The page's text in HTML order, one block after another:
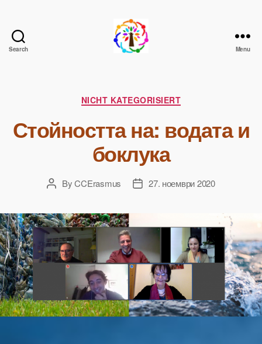
Search
Change
Menu
Categories
NICHT KATEGORISIERT
Стойността на: водата и
боклука
PostByCCErasmus
Post27. ноември 2020